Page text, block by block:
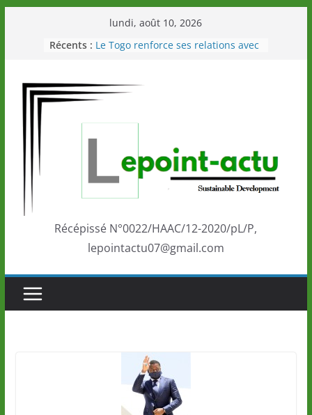
lundi, août 10, 2026
Récents : Le Togo renforce ses relations avec
Éléphants en Côte d’Ivoire
LOTO DETENTE”, un nouveau tirage
marque de confiance au Togo sur
la scène internationale au-delà des
performances de ses athlètes
Togo: Que retenir de la politique
éducation et de l’ambition de
Récépissé N°0022/HAAC/12-2020/pL/P,
lepointactu07@gmail.com